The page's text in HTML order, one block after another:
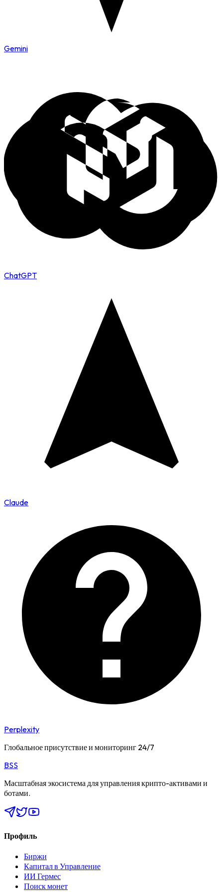
Gemini
ChatGPT
Claude
Perplexity
Глобальное присутствие и мониторинг 24/7
BSS
Масштабная экосистема для управления крипто-активами и
ботами.
Профиль
Биржи
Капитал в Управление
ИИ Гермес
Поиск монет